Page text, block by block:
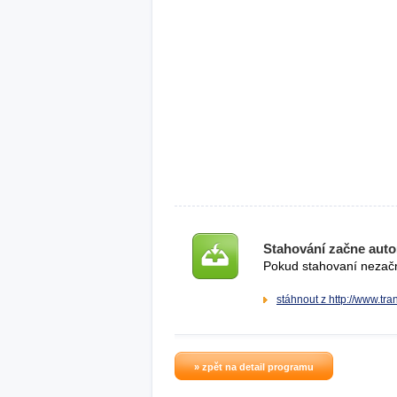
Stahování začne
Pokud stahovaní
stáhnout z http://
» zpět na detail programu